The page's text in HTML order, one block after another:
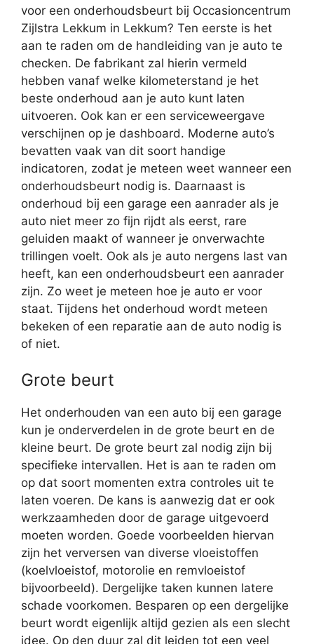
voor een onderhoudsbeurt bij Occasioncentrum
Zijlstra Lekkum in Lekkum? Ten eerste is het
aan te raden om de handleiding van je auto te
checken. De fabrikant zal hierin vermeld
hebben vanaf welke kilometerstand je het
beste onderhoud aan je auto kunt laten
uitvoeren. Ook kan er een serviceweergave
verschijnen op je dashboard. Moderne auto’s
bevatten vaak van dit soort handige
indicatoren, zodat je meteen weet wanneer een
onderhoudsbeurt nodig is. Daarnaast is
onderhoud bij een garage een aanrader als je
auto niet meer zo fijn rijdt als eerst, rare
geluiden maakt of wanneer je onverwachte
trillingen voelt. Ook als je auto nergens last van
heeft, kan een onderhoudsbeurt een aanrader
zijn. Zo weet je meteen hoe je auto er voor
staat. Tijdens het onderhoud wordt meteen
bekeken of een reparatie aan de auto nodig is
of niet.
Grote beurt
Het onderhouden van een auto bij een garage
kun je onderverdelen in de grote beurt en de
kleine beurt. De grote beurt zal nodig zijn bij
specifieke intervallen. Het is aan te raden om
op dat soort momenten extra controles uit te
laten voeren. De kans is aanwezig dat er ook
werkzaamheden door de garage uitgevoerd
moeten worden. Goede voorbeelden hiervan
zijn het verversen van diverse vloeistoffen
(koelvloeistof, motorolie en remvloeistof
bijvoorbeeld). Dergelijke taken kunnen latere
schade voorkomen. Besparen op een dergelijke
beurt wordt eigenlijk altijd gezien als een slecht
idee. Op den duur zal dit leiden tot een veel